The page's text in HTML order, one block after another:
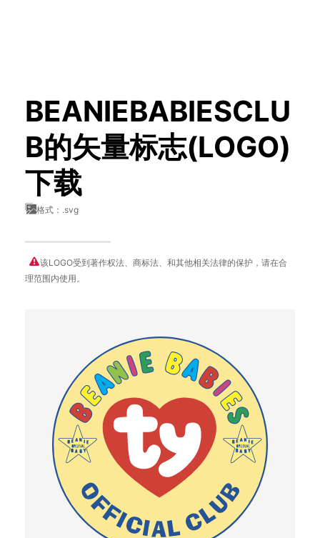
BEANIEBABIESCLU
B的矢量标志(LOGO)
下载
格式：.svg
该LOGO受到著作权法、商标法、和其他相关法律的保护，请在合
理范围内使用。